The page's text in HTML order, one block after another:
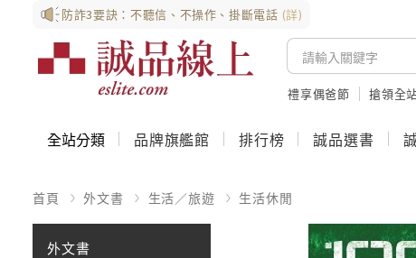
防詐3要訣：不聽信、不操作、掛斷電話 (詳)
禮享偶爸節 搶領全
全站分類 品牌旗艦館 排行榜 誠品選書
首頁 外文書 生活／旅遊 生活休閒
外文書